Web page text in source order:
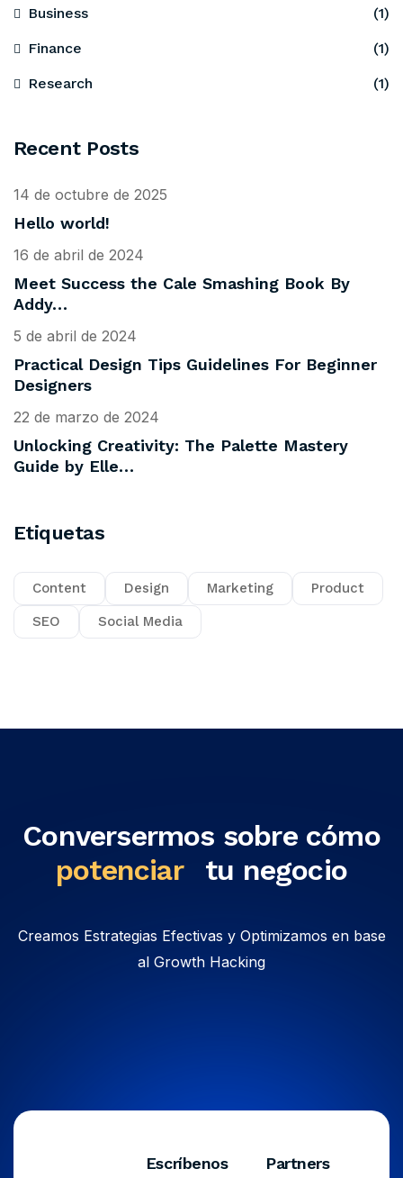
Business (1)
Finance (1)
Research (1)
Recent Posts
14 de octubre de 2025
Hello world!
16 de abril de 2024
Meet Success the Cale Smashing Book By
Addy…
5 de abril de 2024
Practical Design Tips Guidelines For Beginner
Designers
22 de marzo de 2024
Unlocking Creativity: The Palette Mastery
Guide by Elle…
Etiquetas
Content Design Marketing Product
SEO Social Media
Conversermos sobre cómo
potenciar
tu negocio
Creamos Estrategias Efectivas y Optimizamos en base
al Growth Hacking
Escríbenos Partners